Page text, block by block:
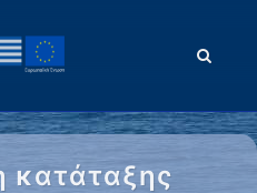
κατάταξης